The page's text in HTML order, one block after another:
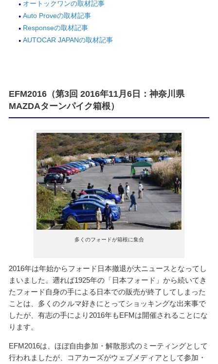
オートックワンの取材記事
Auto Proveの取材記事
Responseの取材記事
AUTOCAR JAPANの取材記事
EFM2016（第3回 2016年11月6日：神奈川県
MAZDAターンパイク箱根）
多くのフォードが箱根に集合
2016年は年始からフォード日本撤退が大ニュースとなってし
まいました。遡れば1925年の「日本フォード」から続いてき
たフォード自身の手による日本での販売が終了してしまった
ことは、多くのクルマ好きにとってショッキングな出来事で
したが、有志の手により2016年もEFMは開催されることにな
ります。
EFM2016は、ほぼ自由参加・解散形式のミーティングとして
行われましたが、コアカーズがウェブメディアとして参加・